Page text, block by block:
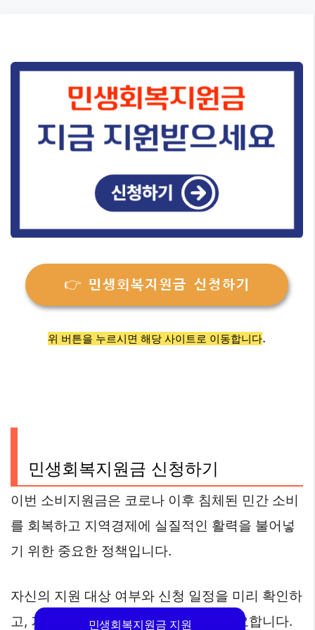
content
민생회복지원금 지원
👉 민생회복지원금 신청하기
위 버튼을 누르시면 해당 사이트로 이동합니다.
민생회복지원금 신청하기
이번 소비지원금은 코로나 이후 침체된 민간 소비
를 회복하고 지역경제에 실질적인 활력을 불어넣
기 위한 중요한 정책입니다.
자신의 지원 대상 여부와 신청 일정을 미리 확인하
고, 기간 내에 신청을 완료하는 것이 중요합니다.